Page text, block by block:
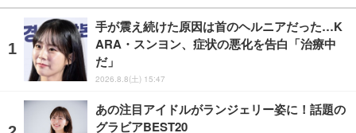
手が震え続けた原因は首のヘルニアだった…K
ARA・スンヨン、症状の悪化を告白「治療中
だ」
2026.8.8(土) 15:47
あの注目アイドルがランジェリー姿に！話題の
グラビアBEST20